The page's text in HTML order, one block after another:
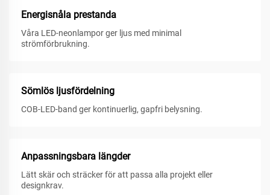
Energisnåla prestanda
Våra LED-neonlampor ger ljus med minimal
strömförbrukning.
Sömlös ljusfördelning
COB-LED-band ger kontinuerlig, gapfri belysning.
Anpassningsbara längder
Lätt skär och sträcker för att passa alla projekt eller
designkrav.